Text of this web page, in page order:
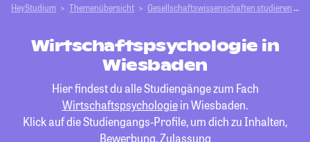
HeyStudium Themenübersicht Gesellschafts­­wissenschaften studieren
Wirtschaftspsychologie in
Wiesbaden
Hier findest du alle Studiengänge zum Fach
Wirtschaftspsychologiein Wiesbaden.
Klick auf die Studiengangs-Profile, um dich zu Inhalten,
Bewerbung, Zulassung